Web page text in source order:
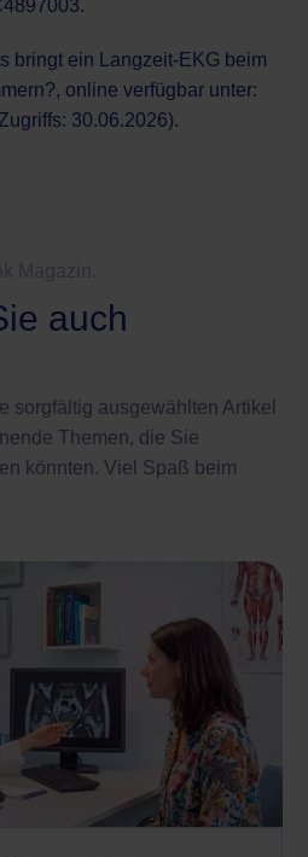
bringt ein Langzeit-EKG beim
online verfügbar unter:
30.06.2026).
auch
sorgfältig ausgewählten Artikel
Themen, die Sie
könnten. Viel Spaß beim